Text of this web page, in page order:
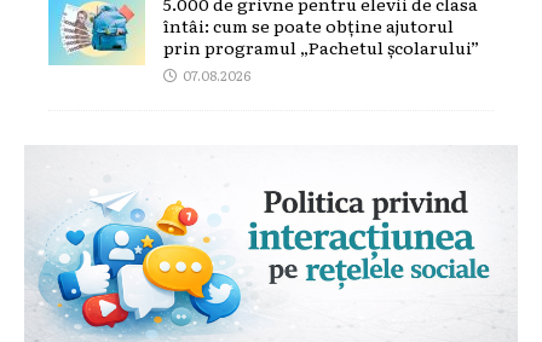
întâi: cum se poate obține ajutorul
prin programul „Pachetul școlarului”
07.08.2026